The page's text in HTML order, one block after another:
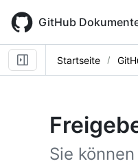
main
content
GitHub
Startseite
Sie